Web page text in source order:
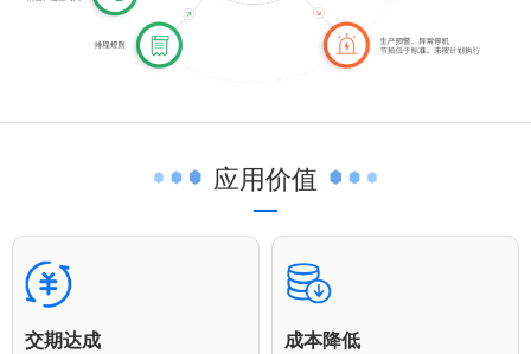
应用价值
交期达成 成本降低